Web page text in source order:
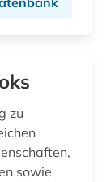
zu
sowie